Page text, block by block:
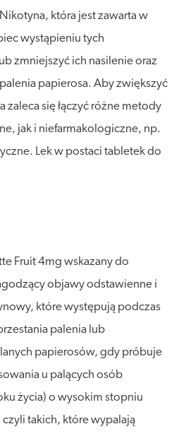
która jest zawarta w
wystąpieniu tych
zmniejszyć ich nasilenie oraz
papierosa. Aby zwiększyć
zaleca się łączyć różne metody
jak i niefarmakologiczne, np.
Lek w postaci tabletek do
Fruit 4mg wskazany do
objawy odstawienne i
które występują podczas
palenia lub
papierosów, gdy próbuje
u palących osób
życia) o wysokim stopniu
takich, które wypalają